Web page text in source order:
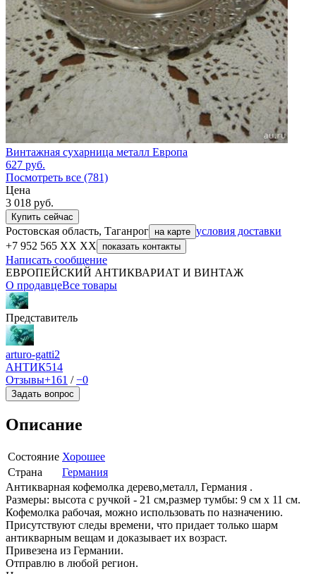
Винтажная сухарница металл Европа
627 руб.
Посмотреть все (781)
Цена
3 018 руб.
Купить сейчас
Ростовская область, Таганрог на карте условия доставки
+7 952 565 XX XX
показать контакты
Написать сообщение
ЕВРОПЕЙСКИЙ АНТИКВАРИАТ И ВИНТАЖ
О продавцеВсе товары
Представитель
arturo-gatti2
АНТИК514
Отзывы+161 /−0
Задать вопрос
Описание
Состояние Хорошее
Страна
Германия
Антикварная кофемолка дерево,металл, Германия .
Размеры: высота с ручкой - 21 см,размер тумбы: 9 см х 11 см.
Кофемолка рабочая, можно использовать по назначению.
Присутствуют следы времени, что придает только шарм
антикварным вещам и доказывает их возраст.
Привезена из Германии.
Отправлю в любой регион.